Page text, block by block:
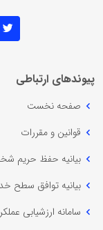
پیوندهای ارتباطی
صفحه نخست
قوانین و مقررات
بیانیه حفظ حریم
بیانیه توافق سطح
سامانه ارزشیابی